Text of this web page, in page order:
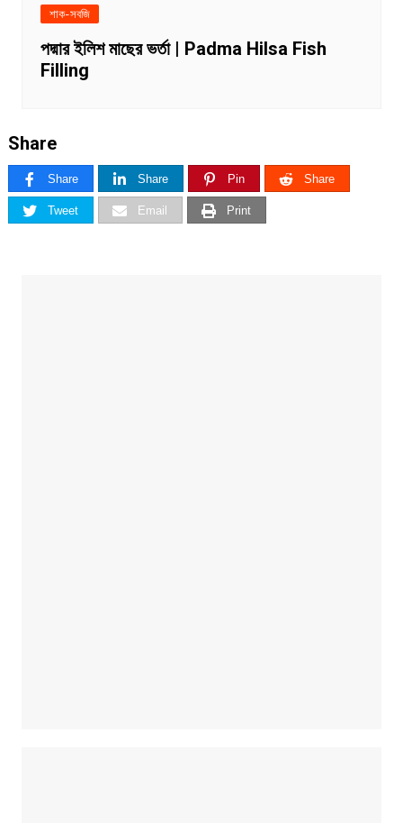
শাক-সবজি
পদ্মার ইলিশ মাছের ভর্তা | Padma Hilsa Fish
Filling
Share
Share Share Pin Share
Tweet Email Print